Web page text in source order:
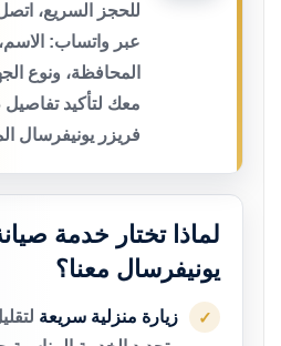
للحجز السريع، اتصل
عبر واتساب:
المحافظة، ونوع
معك لتأكيد
فريزر يونيفرسال
لماذا تختار خدمة
يونيفرسال معنا؟
✓ زيارة منزلية سريعة